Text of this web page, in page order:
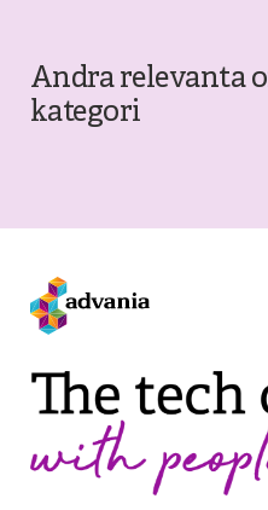
Andra relevanta
kategori